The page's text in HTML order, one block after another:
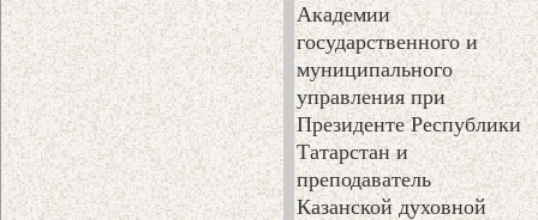
Академии
государственного и
муниципального
управления при
Президенте Республики
Татарстан и
преподаватель
Казанской духовной